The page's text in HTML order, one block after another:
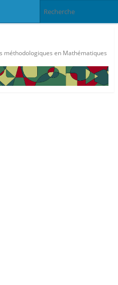
méthodologiques en Mathématiques